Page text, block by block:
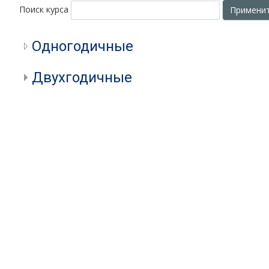
Поиск курса
Одногодичные
Двухгодичные